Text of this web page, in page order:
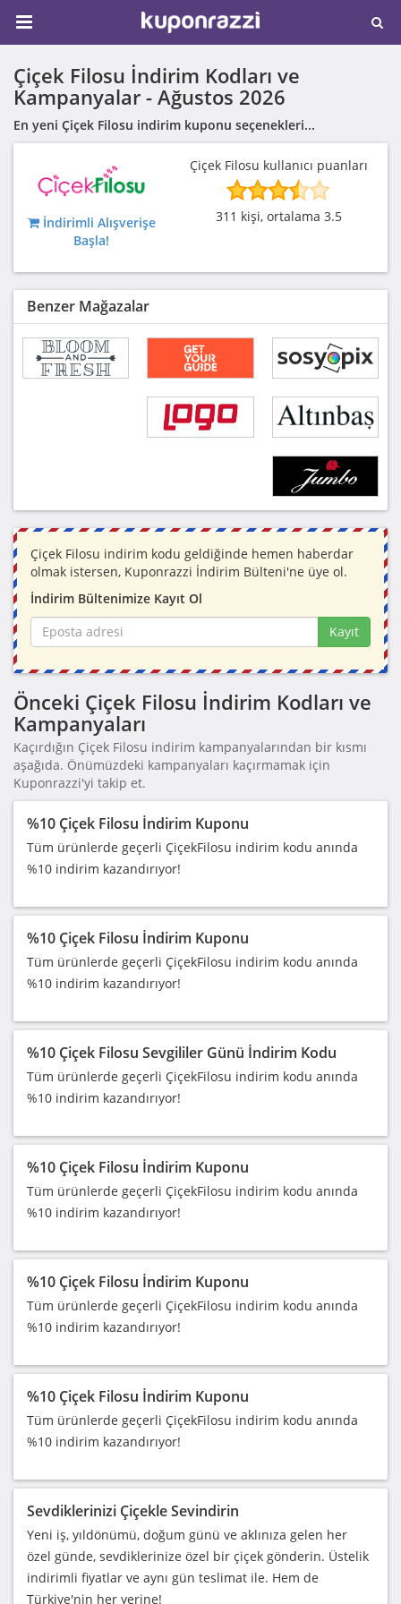
Çiçek Filosu İndirim Kodları ve
Kampanyalar - Ağustos 2026
En yeni Çiçek Filosu indirim kuponu seçenekleri...
İndirimli Alışverişe
Başla!
Çiçek Filosu kullanıcı puanları
311 kişi, ortalama 3.5
Benzer Mağazalar
Çiçek Filosu indirim kodu geldiğinde hemen haberdar
olmak istersen, Kuponrazzi İndirim Bülteni'ne üye ol.
İndirim Bültenimize Kayıt Ol
Kayıt
Önceki Çiçek Filosu İndirim Kodları ve
Kampanyaları
Kaçırdığın Çiçek Filosu indirim kampanyalarından bir kısmı
aşağıda. Önümüzdeki kampanyaları kaçırmamak için
Kuponrazzi'yi takip et.
%10 Çiçek Filosu İndirim Kuponu
Tüm ürünlerde geçerli ÇiçekFilosu indirim kodu anında
%10 indirim kazandırıyor!
%10 Çiçek Filosu İndirim Kuponu
Tüm ürünlerde geçerli ÇiçekFilosu indirim kodu anında
%10 indirim kazandırıyor!
%10 Çiçek Filosu Sevgililer Günü İndirim Kodu
Tüm ürünlerde geçerli ÇiçekFilosu indirim kodu anında
%10 indirim kazandırıyor!
%10 Çiçek Filosu İndirim Kuponu
Tüm ürünlerde geçerli ÇiçekFilosu indirim kodu anında
%10 indirim kazandırıyor!
%10 Çiçek Filosu İndirim Kuponu
Tüm ürünlerde geçerli ÇiçekFilosu indirim kodu anında
%10 indirim kazandırıyor!
%10 Çiçek Filosu İndirim Kuponu
Tüm ürünlerde geçerli ÇiçekFilosu indirim kodu anında
%10 indirim kazandırıyor!
Sevdiklerinizi Çiçekle Sevindirin
Yeni iş, yıldönümü, doğum günü ve aklınıza gelen her
özel günde, sevdiklerinize özel bir çiçek gönderin. Üstelik
indirimli fiyatlar ve aynı gün teslimat ile. Hem de
Türkiye'nin her yerine!